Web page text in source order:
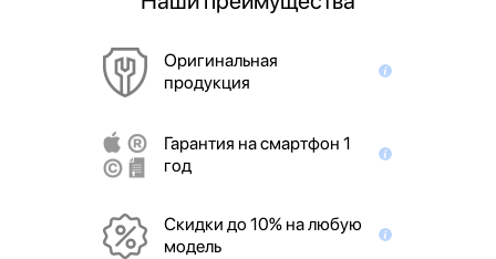
Оригинальная
продукция
Гарантия на смартфон 1
год
Скидки до 10% на любую
модель